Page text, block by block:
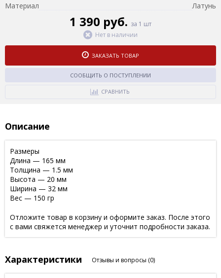
Материал
Латунь
1 390 руб. за 1 шт
Нет в наличии
ЗАКАЗАТЬ ТОВАР
СООБЩИТЬ О ПОСТУПЛЕНИИ
СРАВНИТЬ
Описание
Размеры
Длина — 165 мм
Толщина — 1.5 мм
Высота — 20 мм
Ширина — 32 мм
Вес — 150 гр
Отложите товар в корзину и оформите заказ. После этого
с вами свяжется менеджер и уточнит подробности заказа.
Характеристики Отзывы и вопросы (0)